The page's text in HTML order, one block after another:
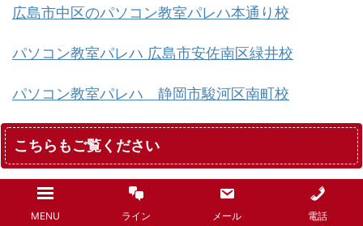
広島市中区のパソコン教室パレハ本通り校
パソコン教室パレハ 広島市安佐南区緑井校
パソコン教室パレハ 静岡市駿河区南町校
こちらもご覧ください
大阪｜パソコン初心者の人向けの講座があるおすす
め教室
MENU ライン メール 電話